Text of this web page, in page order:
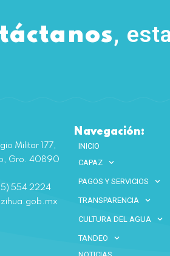
,
Militar 177,
Gro. 40890
554 2224
Navegación:
INICIO
CAPAZ
PAGOS Y SERVICIOS
TRANSPARENCIA
CULTURA DEL AGUA
TANDEO